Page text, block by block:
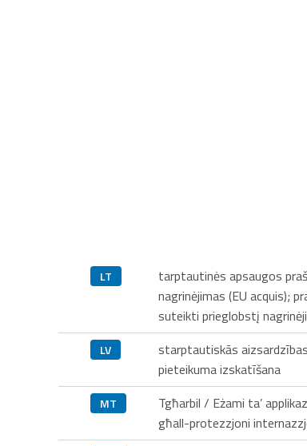
LT
tarptautinės apsaugos
nagrinėjimas (EU acquis);
suteikti prieglobstį
LV
starptautiskās aizsardzības
pieteikuma izskatīšana
MT
Tgħarbil / Eżami ta’
għall-protezzjoni